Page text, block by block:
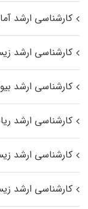
کارشناسی ارشد
کارشناسی ارشد
کارشناسی ارشد
کارشناسی ارشد
کارشناسی ارشد
کارشناسی ارشد